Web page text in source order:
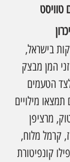
טוויסט
בישראל,
המן מבצק
הטעמים
מילויים
מרציפן
קרמל מלוח,
קונפיטורת